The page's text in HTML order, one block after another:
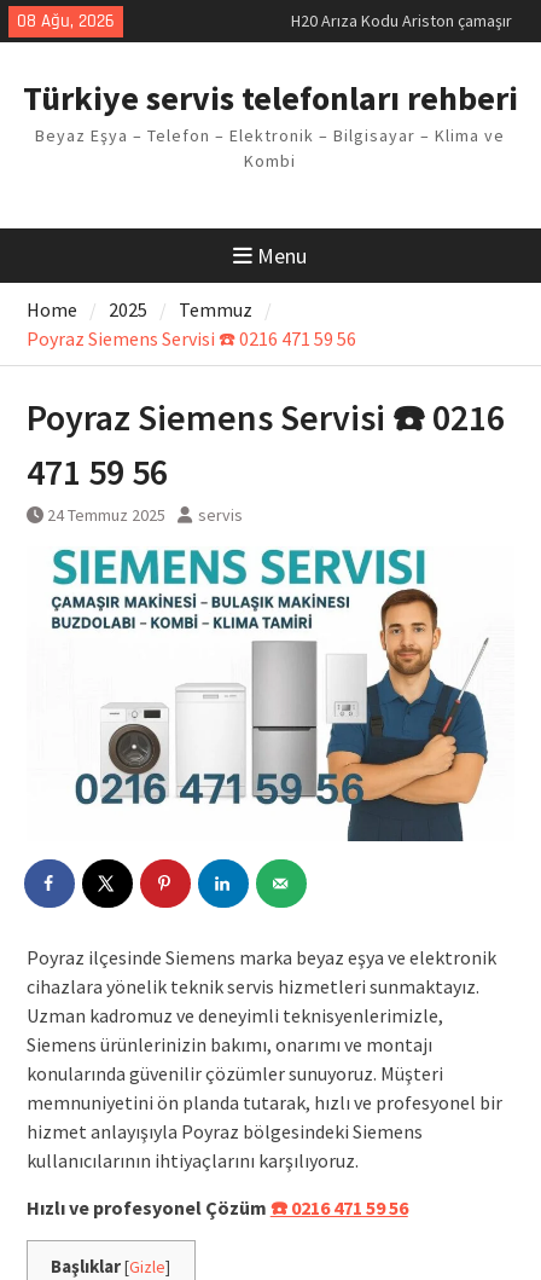
Skip
to
08 Ağu, 2026
LG kombi E2 Arızası Çözümü
Vaillant çamaşır makinesi E03
Arıza Kodu
Ferroli klima E3 Arızası Çözümü
Türkiye servis telefonları rehberi
Beyaz Eşya – Telefon – Elektronik – Bilgisayar – Klima ve
Kombi
Menu
Home 2025
Temmuz
Poyraz Siemens Servisi ☎️ 0216 471 59 56
Poyraz Siemens Servisi ☎️ 0216
471 59 56
24 Temmuz 2025 servis
Poyraz ilçesinde Siemens marka beyaz eşya ve elektronik
cihazlara yönelik teknik servis hizmetleri sunmaktayız.
Uzman kadromuz ve deneyimli teknisyenlerimizle,
Siemens ürünlerinizin bakımı, onarımı ve montajı
konularında güvenilir çözümler sunuyoruz. Müşteri
memnuniyetini ön planda tutarak, hızlı ve profesyonel bir
hizmet anlayışıyla Poyraz bölgesindeki Siemens
kullanıcılarının ihtiyaçlarını karşılıyoruz.
Hızlı ve profesyonel Çözüm ☎️ 0216 471 59 56
Başlıklar[Gizle]